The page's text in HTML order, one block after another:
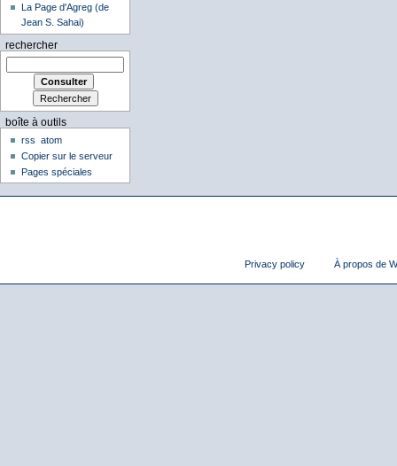
La Page d'Agreg (de
Jean S. Sahai)
rechercher
boîte à outils
rss
atom
Copier sur le serveur
Pages spéciales
Privacy policy À propos de